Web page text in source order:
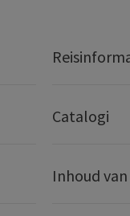
Catalogi
Inhoud